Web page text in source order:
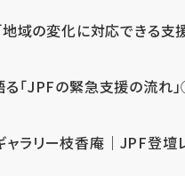
地域の変化に対応できる支
る「JPFの緊急支援の流れ
ャラリー枝香庵｜JPF登壇